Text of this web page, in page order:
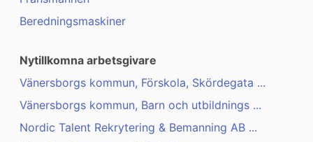
Beredningsmaskiner
Nytillkomna arbetsgivare
Vänersborgs kommun, Förskola, Skördegata ...
Vänersborgs kommun, Barn och utbildnings ...
Nordic Talent Rekrytering & Bemanning AB ...